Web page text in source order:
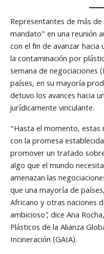
Representantes de más
mandato” en una reunión
con el fin de avanzar
la contaminación por
semana de negociaciones
países, en su mayoría
detuvo los avances hacia
jurídicamente vinculante.
“Hasta el momento, estas
con la promesa
promover un tratado
algo que el mundo
amenazan las
que una mayoría de
Africano y otras naciones
ambicioso”, dice Ana
Plásticos de la Alianza
Incineración (GAIA).